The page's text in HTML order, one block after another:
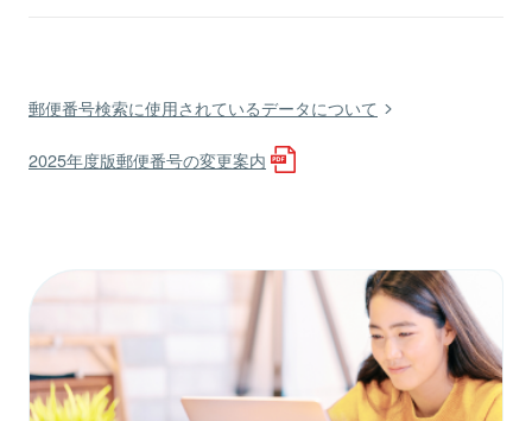
郵便番号検索に使用されているデータについて
2025年度版郵便番号の変更案内